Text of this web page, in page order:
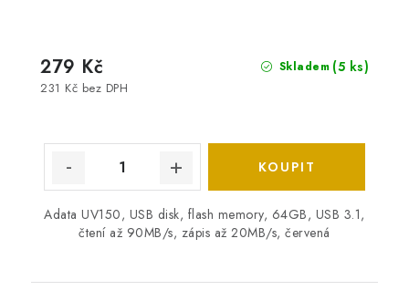
Skladem (5 ks)
231 Kč bez DPH
279 Kč
Adata UV150, USB disk, flash memory, 64GB, USB 3.1,
čtení až 90MB/s, zápis až 20MB/s, červená